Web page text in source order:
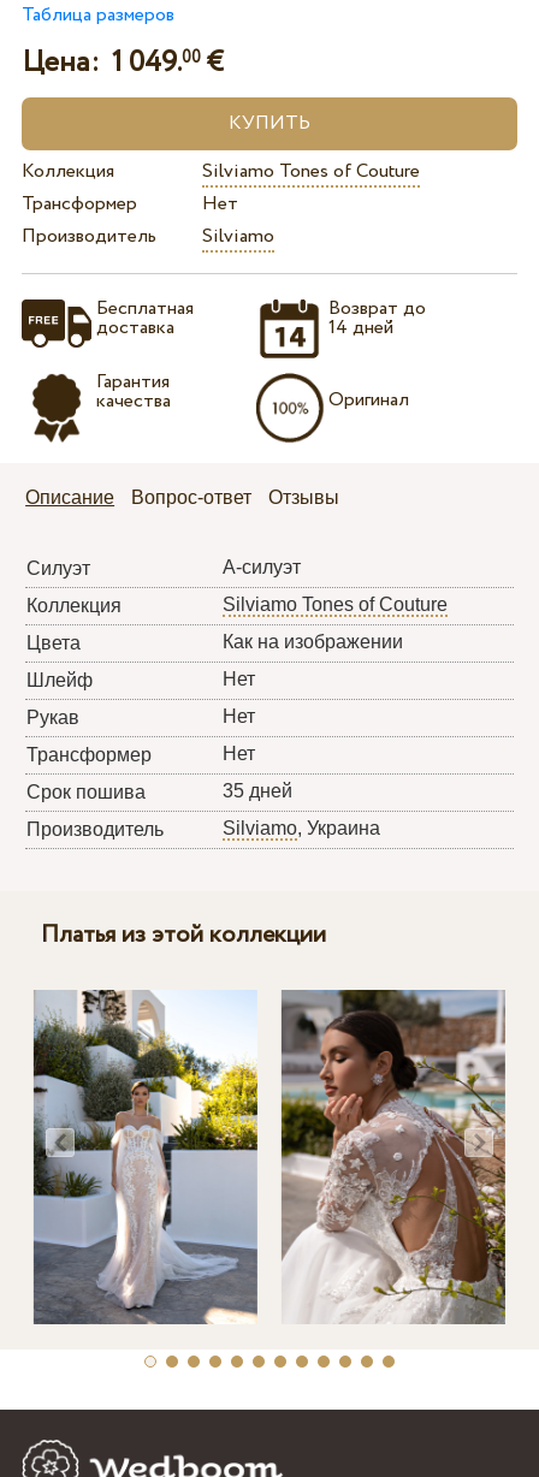
Таблица размеров
Цена: 1 049.00€
Коллекция
Silviamo Tones of Couture
Трансформер
Нет
Производитель
Silviamo
Бесплатная
доставка
Гарантия
качества
Возврат до
14 дней
Оригинал
Описание Вопрос-ответ Отзывы
Силуэт
А-силуэт
Коллекция
Silviamo Tones of Couture
Цвета
Как на изображении
Шлейф
Нет
Рукав
Нет
Трансформер
Нет
Срок пошива
35 дней
Производитель
Silviamo, Украина
Платья из этой коллекции